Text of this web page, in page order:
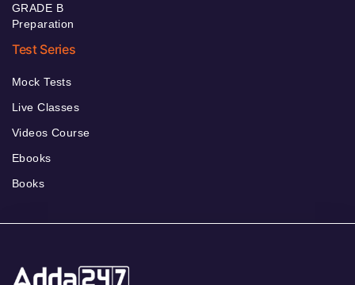
GRADE B
Preparation
Test Series
Mock Tests
Live Classes
Videos Course
Ebooks
Books